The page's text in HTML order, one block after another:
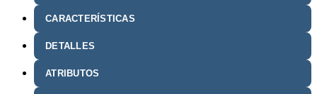
CARACTERÍSTICAS
DETALLES
ATRIBUTOS